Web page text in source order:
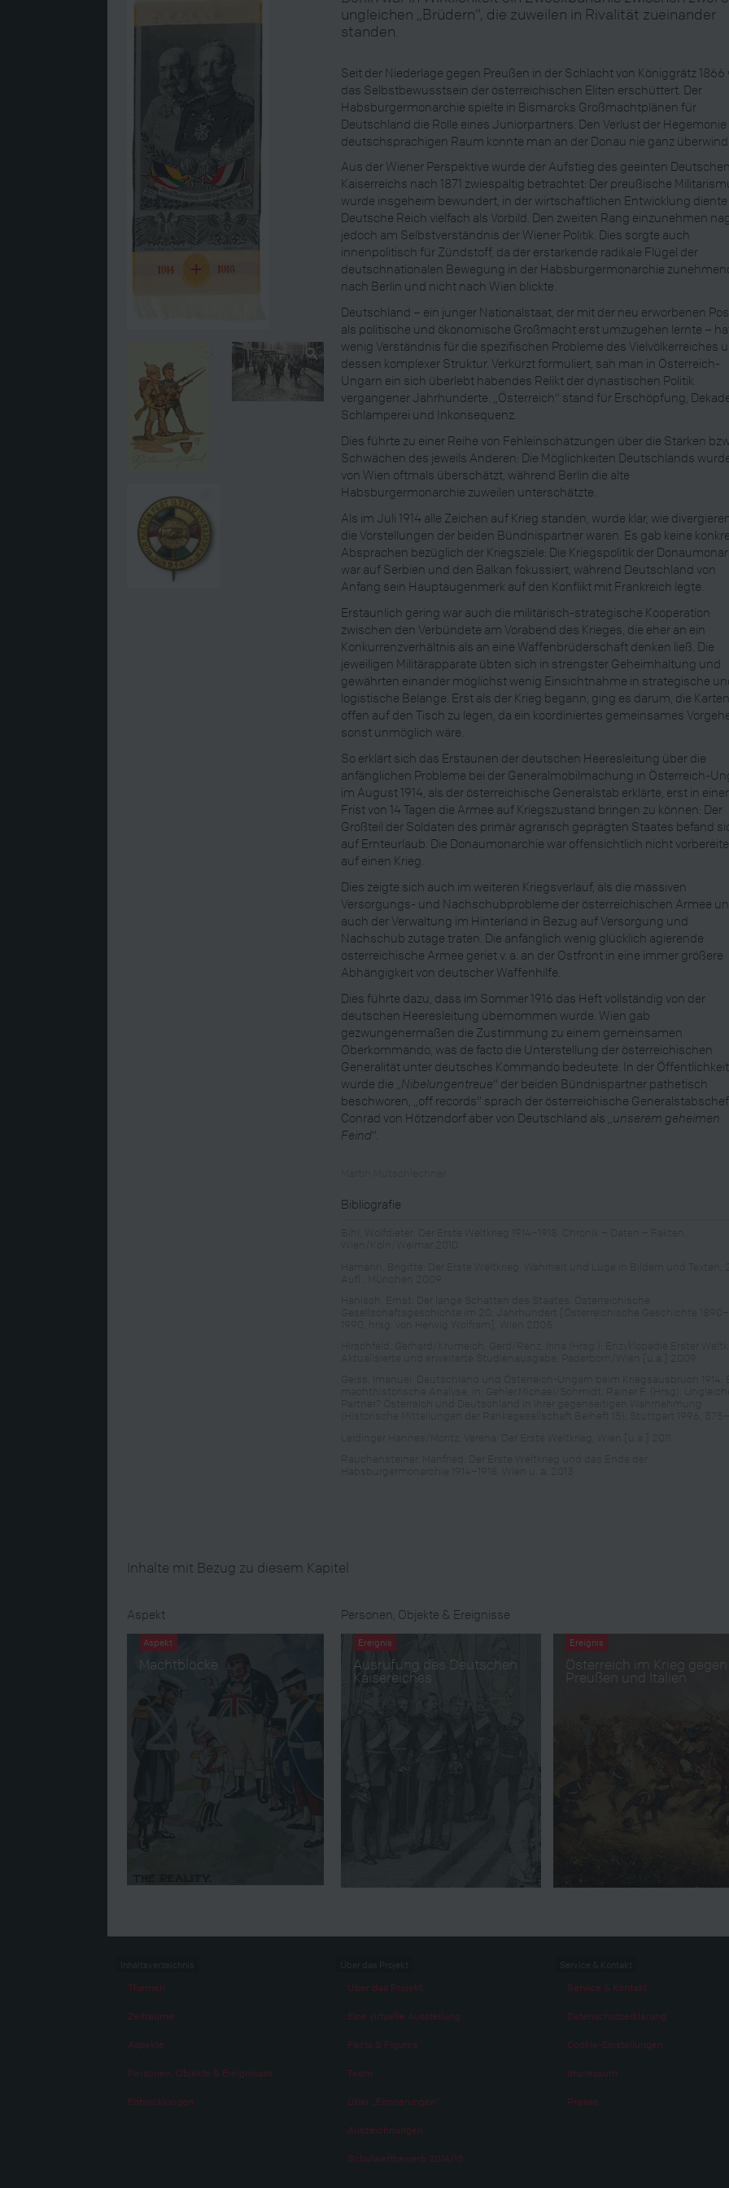
ungleichen „Brüdern“, die zuweilen in Rivalität zueinander
standen.
Seit der Niederlage gegen Preußen in der Schlacht von Königgrätz 1866
das Selbstbewusstsein der österreichischen Eliten erschüttert. Der
Habsburgermonarchie spielte in Bismarcks Großmachtplänen für
Deutschland die Rolle eines Juniorpartners. Den Verlust der Hegemonie
deutschsprachigen Raum konnte man an der Donau nie ganz
Aus der Wiener Perspektive wurde der Aufstieg des geeinten Deutschen
Kaiserreichs nach 1871 zwiespältig betrachtet: Der preußische
wurde insgeheim bewundert, in der wirtschaftlichen Entwicklung
Deutsche Reich vielfach als Vorbild. Den zweiten Rang einzunehmen
jedoch am Selbstverständnis der Wiener Politik. Dies sorgte auch
innenpolitisch für Zündstoff, da der erstarkende radikale Flügel der
deutschnationalen Bewegung in der Habsburgermonarchie
nach Berlin und nicht nach Wien blickte.
Deutschland – ein junger Nationalstaat, der mit der neu erworbenen
als politische und ökonomische Großmacht erst umzugehen lernte –
wenig Verständnis für die spezifischen Probleme des Vielvölkerreiches
dessen komplexer Struktur. Verkürzt formuliert, sah man in Österreich-
Ungarn ein sich überlebt habendes Relikt der dynastischen Politik
vergangener Jahrhunderte. „Österreich“ stand für Erschöpfung,
Schlamperei und Inkonsequenz.
Dies führte zu einer Reihe von Fehleinschätzungen über die Stärken
Schwächen des jeweils Anderen: Die Möglichkeiten Deutschlands
von Wien oftmals überschätzt, während Berlin die alte
Habsburgermonarchie zuweilen unterschätzte.
Als im Juli 1914 alle Zeichen auf Krieg standen, wurde klar, wie
die Vorstellungen der beiden Bündnispartner waren. Es gab keine
Absprachen bezüglich der Kriegsziele: Die Kriegspolitik der
war auf Serbien und den Balkan fokussiert, während Deutschland von
Anfang sein Hauptaugenmerk auf den Konflikt mit Frankreich legte.
Erstaunlich gering war auch die militärisch-strategische Kooperation
zwischen den Verbündete am Vorabend des Krieges, die eher an ein
Konkurrenzverhältnis als an eine Waffenbrüderschaft denken ließ. Die
jeweiligen Militärapparate übten sich in strengster Geheimhaltung und
gewährten einander möglichst wenig Einsichtnahme in strategische
logistische Belange. Erst als der Krieg begann, ging es darum, die Karten
offen auf den Tisch zu legen, da ein koordiniertes gemeinsames
sonst unmöglich wäre.
So erklärt sich das Erstaunen der deutschen Heeresleitung über die
anfänglichen Probleme bei der Generalmobilmachung in Österreich-
im August 1914, als der österreichische Generalstab erklärte, erst in einer
Frist von 14 Tagen die Armee auf Kriegszustand bringen zu können: Der
Großteil der Soldaten des primär agrarisch geprägten Staates befand
auf Ernteurlaub. Die Donaumonarchie war offensichtlich nicht
auf einen Krieg.
Dies zeigte sich auch im weiteren Kriegsverlauf, als die massiven
Versorgungs- und Nachschubprobleme der österreichischen Armee
auch der Verwaltung im Hinterland in Bezug auf Versorgung und
Nachschub zutage traten. Die anfänglich wenig glücklich agierende
österreichische Armee geriet v. a. an der Ostfront in eine immer größere
Abhängigkeit von deutscher Waffenhilfe.
Dies führte dazu, dass im Sommer 1916 das Heft vollständig von der
deutschen Heeresleitung übernommen wurde. Wien gab
gezwungenermaßen die Zustimmung zu einem gemeinsamen
Oberkommando, was de facto die Unterstellung der österreichischen
Generalität unter deutsches Kommando bedeutete. In der Öffentlichkeit
wurde die „ Nibelungentreue“ der beiden Bündnispartner pathetisch
beschworen, „off records“ sprach der österreichische Generalstabschef
Conrad von Hötzendorf aber von Deutschland als „ unserem geheimen
Feind“.
Bibliografie
Inhalte mit Bezug zu diesem Kapitel
Aspekt
Aspekt
Machtblöcke
Personen, Objekte & Ereignisse
Ereignis
Ausrufung des Deutschen
Kaisereiches
Ereignis
Österreich im Krieg gegen
Preußen und Italien
Themen
Zeiträume
Aspekte
Personen, Objekte & Ereignissse
Entwicklungen
Über das Projekt
Eine virtuelle Ausstellung
Facts & Figures
Team
Über „Erinnerungen“
Auszeichnungen
Schulwettbewerb 2014/15
Service & Kontakt
Datenschutzerklärung
Cookie-Einstellungen
Impressum
Presse